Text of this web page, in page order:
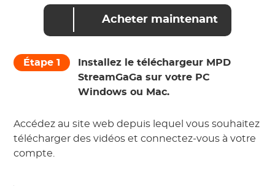
Acheter maintenant
Étape 1
Installez le téléchargeur MPD
StreamGaGa sur votre PC
Windows ou Mac.
Accédez au site web depuis lequel vous souhaitez
télécharger des vidéos et connectez-vous à votre
compte.